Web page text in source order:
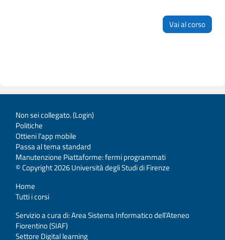
Vai al corso
Non sei collegato. (Login)
Politiche
Ottieni l'app mobile
Passa al tema standard
Manutenzione Piattaforme: fermi programmati
© Copyright 2026 Università degli Studi di Firenze
Home
Tutti i corsi
Servizio a cura di: Area Sistema Informatico dell’Ateneo
Fiorentino (SIAF)
Settore Digital learning